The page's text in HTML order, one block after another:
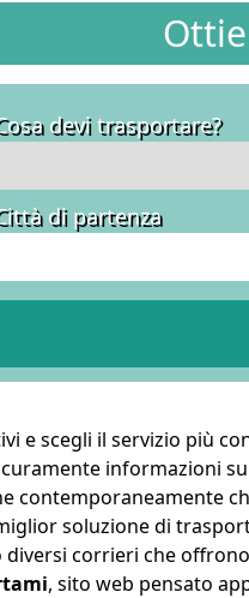
devi trasportare?
di partenza
e scegli il servizio più
informazioni su
contemporaneamente
soluzione di
diversi corrieri che
, sito web pensato